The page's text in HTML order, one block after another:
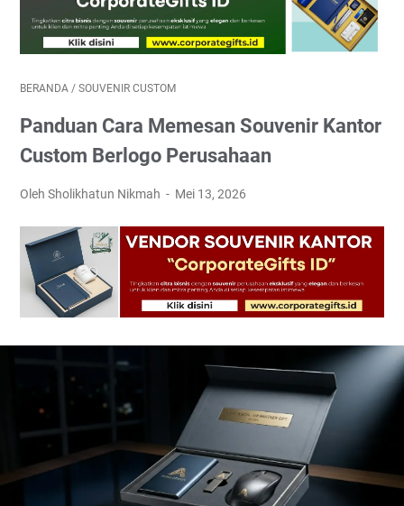
BERANDA / SOUVENIR CUSTOM
Panduan Cara Memesan Souvenir Kantor
Custom Berlogo Perusahaan
Oleh Sholikhatun Nikmah Mei 13, 2026